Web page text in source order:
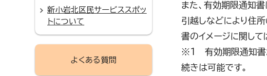
また、有効期限通知書
引越しなどにより住
書のイメージに関して
※1 有効期限通知書
続きは可能です。
新小岩北区民サービススポッ
トについて
よくある質問